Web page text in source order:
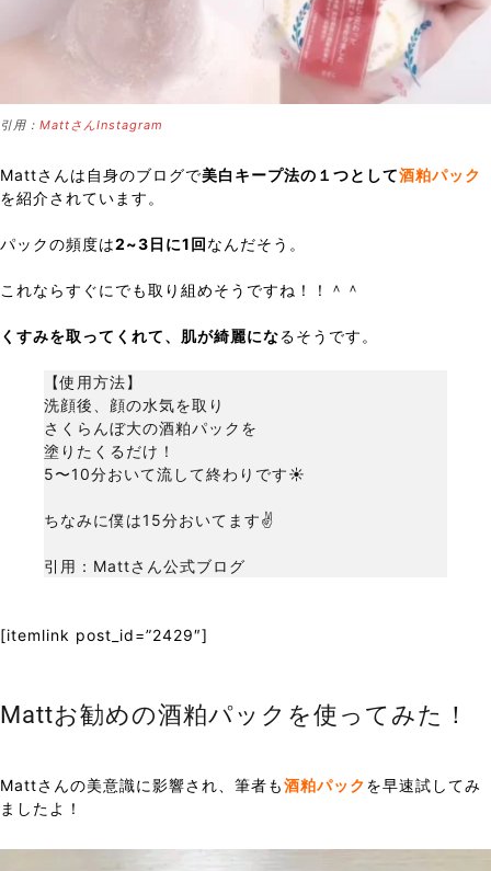
引用： MattさんInstagram
Mattさんは自身のブログで美白キープ法の１つとして酒粕パック
を紹介されています。
パックの頻度は2~3日に1回 なんだそう。
これならすぐにでも取り組めそうですね！！＾＾
くすみを取ってくれて、肌が綺麗になるそうです。
【使用方法】
洗顔後、顔の水気を取り
さくらんぼ大の酒粕パックを
塗りたくるだけ！
5〜10分おいて流して終わりです☀️
ちなみに僕は15分おいてます✌
引用：Mattさん公式ブログ
[itemlink post_id=”2429″]
Mattお勧めの酒粕パックを使ってみた！
Mattさんの美意識に影響され、筆者も酒粕パック を早速試してみ
ましたよ！